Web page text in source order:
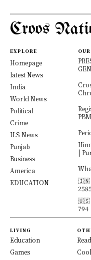
Croos
EXPLORE
Homepage
latest News
India
World News
Political
Crime
U.S News
Punjab
Business
America
EDUCATION
|
🇮🇳
🇺🇸
794
LIVING
Education
Games